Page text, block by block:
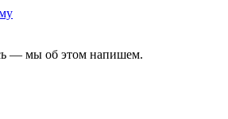
— мы об этом напишем.